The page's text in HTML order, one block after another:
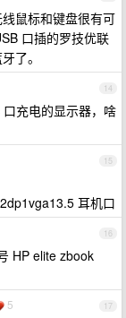
鼠标和键盘很有可
口插的罗技优联
了。
14
充电的显示器，啥
15
耳机口
16
HP elite zbook
17
5